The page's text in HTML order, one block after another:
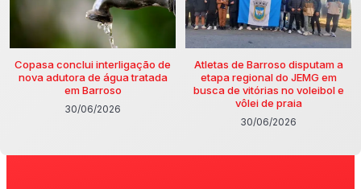
Copasa conclui interligação de
nova adutora de água tratada
em Barroso
30/06/2026
Atletas de Barroso disputam a
etapa regional do JEMG em
busca de vitórias no voleibol e
vôlei de praia
30/06/2026